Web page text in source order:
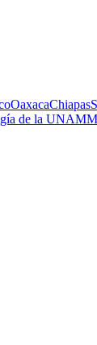
OaxacaChiapas
de la UNAM